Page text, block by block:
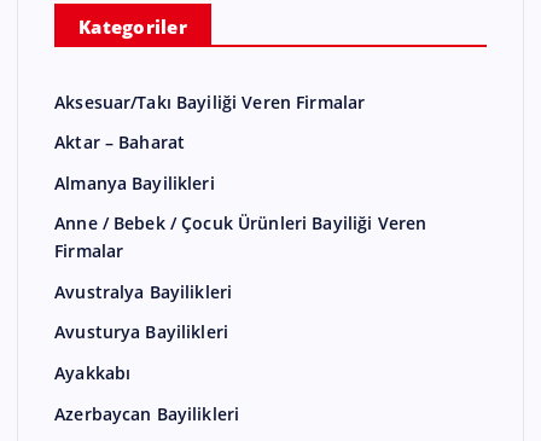
Kategoriler
Aksesuar/Takı Bayiliği Veren Firmalar
Aktar – Baharat
Almanya Bayilikleri
Anne / Bebek / Çocuk Ürünleri Bayiliği Veren
Firmalar
Avustralya Bayilikleri
Avusturya Bayilikleri
Ayakkabı
Azerbaycan Bayilikleri